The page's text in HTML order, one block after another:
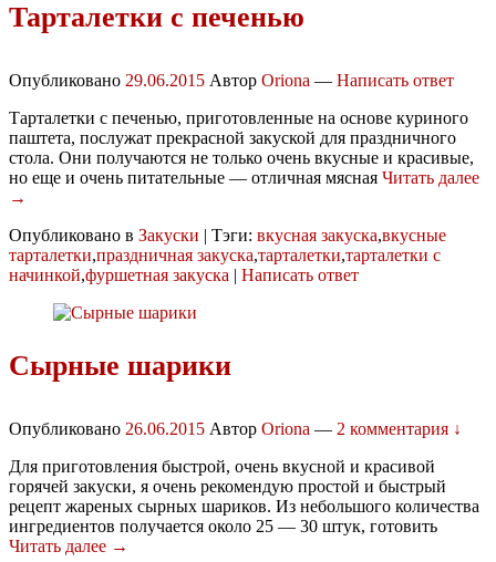
Тарталетки с печенью
Опубликовано 29.06.2015 Автор Oriona — Написать ответ
Тарталетки с печенью, приготовленные на основе куриного
паштета, послужат прекрасной закуской для праздничного
стола. Они получаются не только очень вкусные и красивые,
но еще и очень питательные — отличная мясная Читать далее
→
Опубликовано в Закуски | Тэги: вкусная закуска,вкусные
тарталетки,праздничная закуска,тарталетки,тарталетки с
начинкой,фуршетная закуска | Написать ответ
Сырные шарики
Опубликовано 26.06.2015 Автор Oriona — 2 комментария ↓
Для приготовления быстрой, очень вкусной и красивой
горячей закуски, я очень рекомендую простой и быстрый
рецепт жареных сырных шариков. Из небольшого количества
ингредиентов получается около 25 — 30 штук, готовить
Читать далее →